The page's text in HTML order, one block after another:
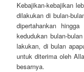
Kebajikan-kebajikan
dilakukan di bulan-
dipertahankan
kedudukan bulan-
lakukan, di bulan
untuk diterima oleh
besarnya.